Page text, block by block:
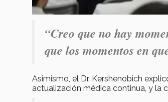
“Creo que no hay
que los momentos en
Asimismo, el Dr. Kershenobich
actualización médica continua, y la